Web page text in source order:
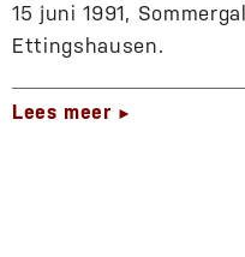
15 juni 1991,
Ettingshausen.
Lees meer ►